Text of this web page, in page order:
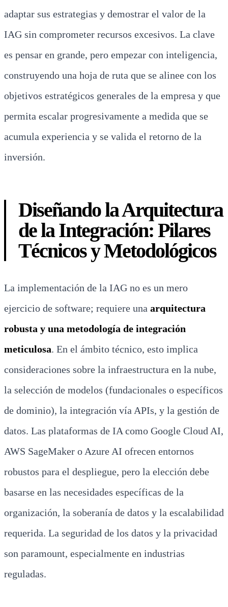
adaptar sus estrategias y demostrar el valor de la
IAG sin comprometer recursos excesivos. La clave
es pensar en grande, pero empezar con inteligencia,
construyendo una hoja de ruta que se alinee con los
objetivos estratégicos generales de la empresa y que
permita escalar progresivamente a medida que se
acumula experiencia y se valida el retorno de la
inversión.
Diseñando la Arquitectura
de la Integración: Pilares
Técnicos y Metodológicos
La implementación de la IAG no es un mero
ejercicio de software; requiere una arquitectura
robusta y una metodología de integración
meticulosa. En el ámbito técnico, esto implica
consideraciones sobre la infraestructura en la nube,
la selección de modelos (fundacionales o específicos
de dominio), la integración vía APIs, y la gestión de
datos. Las plataformas de IA como Google Cloud AI,
AWS SageMaker o Azure AI ofrecen entornos
robustos para el despliegue, pero la elección debe
basarse en las necesidades específicas de la
organización, la soberanía de datos y la escalabilidad
requerida. La seguridad de los datos y la privacidad
son paramount, especialmente en industrias
reguladas.